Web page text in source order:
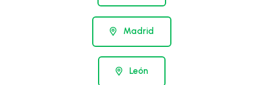
Madrid
León